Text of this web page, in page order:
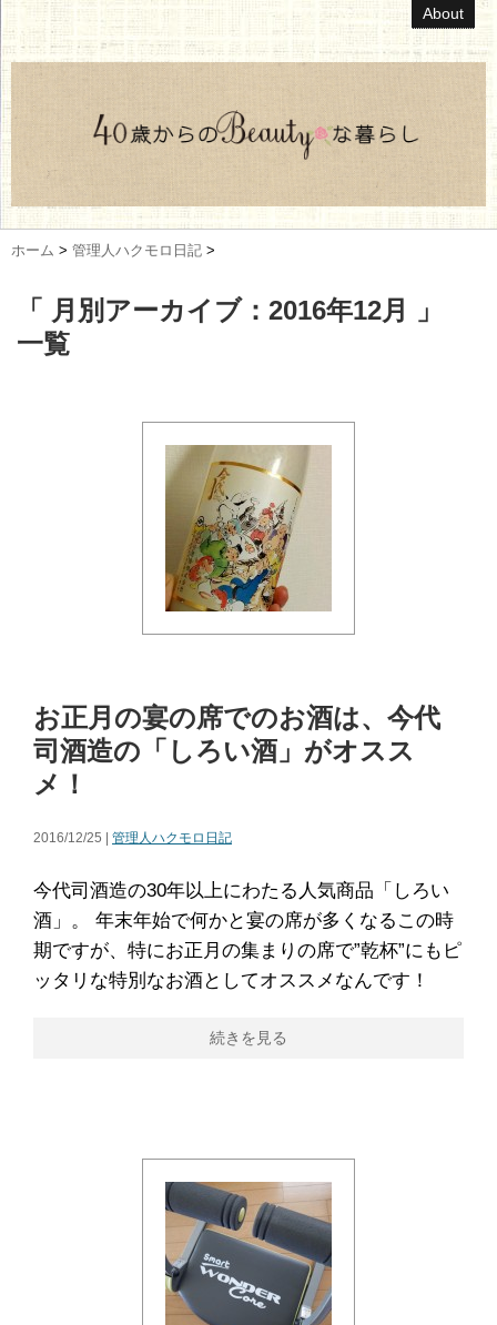
About
ホーム > 管理人ハクモロ日記 >
「 月別アーカイブ：2016年12月 」
一覧
お正月の宴の席でのお酒は、今代
司酒造の「しろい酒」がオスス
メ！
2016/12/25 | 管理人ハクモロ日記
今代司酒造の30年以上にわたる人気商品「しろい
酒」。 年末年始で何かと宴の席が多くなるこの時
期ですが、特にお正月の集まりの席で”乾杯”にもピ
ッタリな特別なお酒としてオススメなんです！
続きを見る